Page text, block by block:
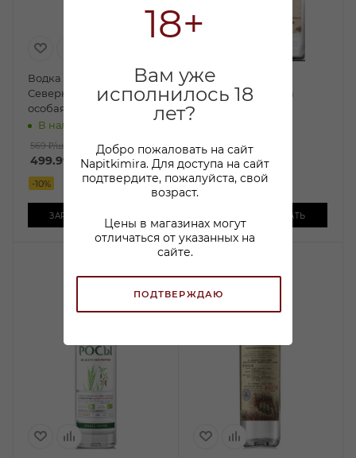
18+
Вам уже
исполнилось 18
лет?
Добро пожаловать на сайт
Napitkimira. Для доступа на сайт
подтвердите, пожалуйста, свой
возраст.
Цены в магазинах могут
отличаться от указанных на
сайте.
ПОДТВЕРЖДАЮ
Водка Карельская
Северная Легенда
особая 0,5л
В наличии:
569 ₽/шт
499.99 /шт
-10%
ЗАРЕЗЕРВИРОВАТЬ
Водка Карельская
Северная Легенда
особая 0,25л
349 ₽/шт
289.99₽ /шт
-14 %
ЗАРЕЗЕРВИРОВАТЬ